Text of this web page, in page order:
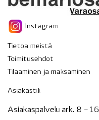
Instagram
Tietoa meistä
Toimitusehdot
Tilaaminen ja maksaminen
Asiakastili
Asiakaspalvelu ark. 8 – 16